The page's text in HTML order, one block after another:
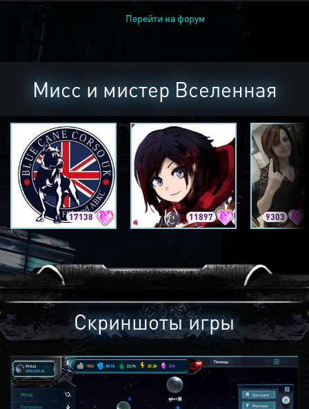
Перейти на форум
Мисс и мистер Вселенная
17138 11897 9303
Скриншоты игры